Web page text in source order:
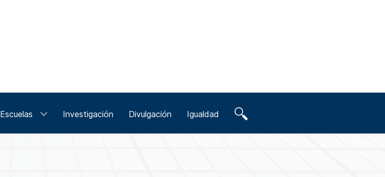
Escuelas Investigación Divulgación Igualdad